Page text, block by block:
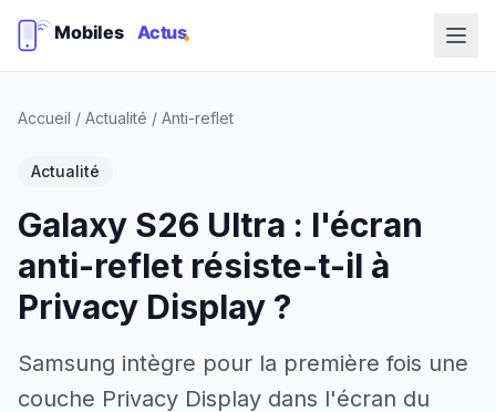
Accueil / Actualité / Anti-reflet
Actualité
Galaxy S26 Ultra : l'écran
anti-reflet résiste-t-il à
Privacy Display ?
Samsung intègre pour la première fois une
couche Privacy Display dans l'écran du